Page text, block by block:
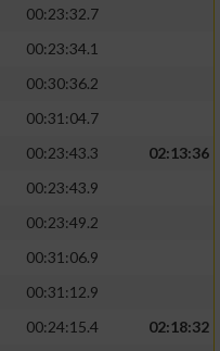
00:23:32.7
00:23:34.1
00:30:36.2
00:31:04.7
00:23:43.3
02:13:36
00:23:43.9
00:23:49.2
00:31:06.9
00:31:12.9
00:24:15.4
02:18:32